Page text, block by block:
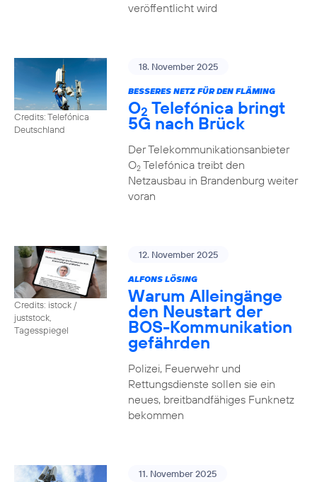
veröffentlicht wird
Credits: Telefónica
Deutschland
18. November 2025
BESSERES NETZ FÜR DEN FLÄMING
O2 Telefónica bringt
5G nach Brück
Der Telekommunikationsanbieter
O2Telefónica treibt den
Netzausbau in Brandenburg weiter
voran
Credits: istock /
juststock,
Tagesspiegel
12. November 2025
ALFONS LÖSING
Warum Alleingänge
den Neustart der
BOS-Kommunikation
gefährden
Polizei, Feuerwehr und
Rettungsdienste sollen sie ein
neues, breitbandfähiges Funknetz
bekommen
11. November 2025